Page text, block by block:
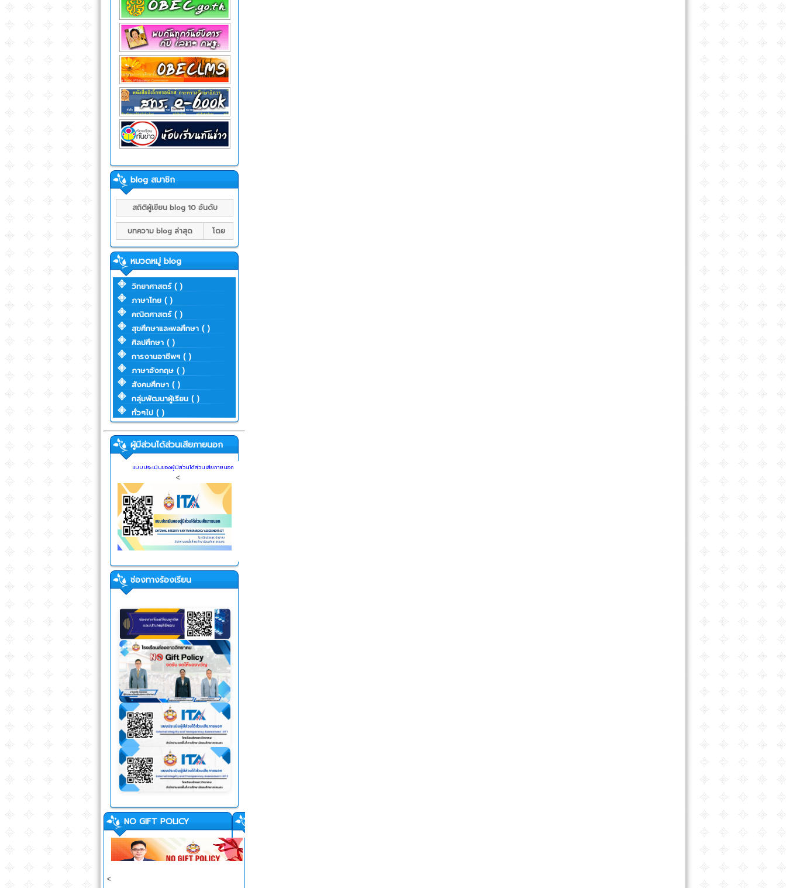
blog สมาชิก
สถิติผู้เขียน blog 10 อันดับ
บทความ blog ล่าสุด โดย
หมวดหมู่ blog
วิทยาศาสตร์ ( )
ภาษาไทย ( )
คณิตศาสตร์ ( )
สุขศึกษาและพลศึกษา ( )
ศิลปศึกษา ( )
การงานอาชีพฯ ( )
ภาษาอังกฤษ ( )
สังคมศึกษา ( )
กลุ่มพัฒนาผู้เรียน ( )
ทั่วๆไป ( )
ผู้มีส่วนได้ส่วนเสียภายนอก
แบบประเมินของผู้มีส่วนได้ส่วนเสียภายนอก
<
ช่องทางร้องเรียน
NO GIFT POLICY
<